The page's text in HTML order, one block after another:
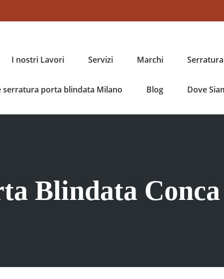
I nostri Lavori Servizi Marchi
serratura porta blindata Milano Blog Dove
Blindata